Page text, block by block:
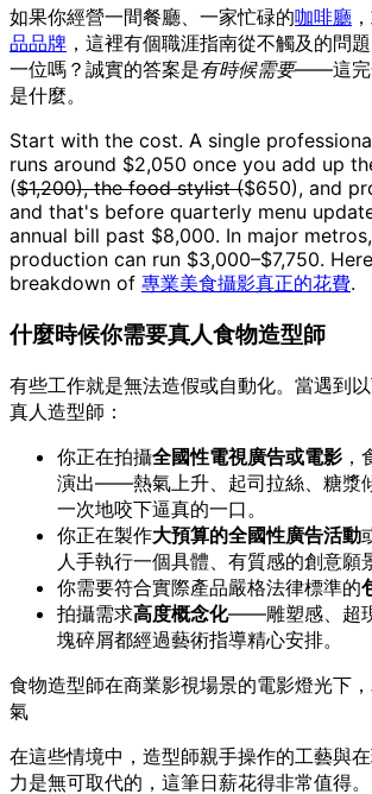
如果你經營一間餐廳、一家忙碌的咖啡廳
品品牌 ，這裡有個職涯指南從不觸及的問
一位嗎？誠實的答案是有時候需要——這完
是什麼。
Start with the cost. A single
runs around $2,050 once you add up
($1,200), the food stylist ($650), and
and that's before quarterly menu
annual bill past $8,000. In major
production can run $3,000–$7,750.
breakdown of 專業美食攝影真正的花費.
什麼時候你需要真人食物造型師
有些工作就是無法造假或自動化。當遇到
真人造型師：
你正在拍攝全國性電視廣告或電影
演出——熱氣上升、起司拉絲、糖漿
一次地咬下逼真的一口。
你正在製作大預算的全國性廣告活動
人手執行一個具體、有質感的創意願
你需要符合實際產品嚴格法律標準的
拍攝需求高度概念化——雕塑感、超
塊碎屑都經過藝術指導精心安排。
食物造型師在商業影視場景的電影燈光下
氣
在這些情境中，造型師親手操作的工藝與
力是無可取代的，這筆日薪花得非常值得。